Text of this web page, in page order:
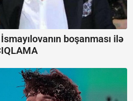
boşanması ilə